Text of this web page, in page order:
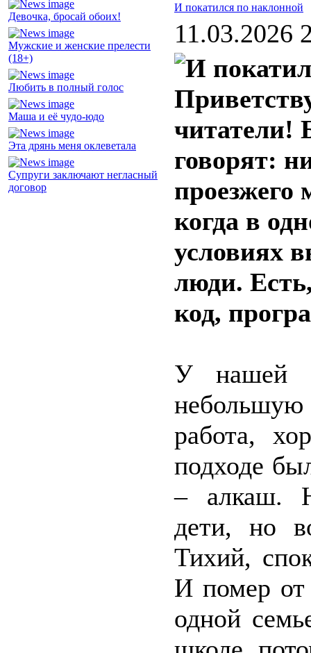
Девочка, бросай обоих!
Мужские и женские прелести
(18+)
Любить в полный голос
Маша и её чудо-юдо
Эта дрянь меня оклеветала
Супруги заключают негласный
договор
И покатился по наклонной
11.03.2026
читатели!
говорят:
проезжего
когда в
условиях
люди.
код,
У нашей
небольшую
работа,
подходе
– алкаш.
дети, но
Тихий,
И помер от
одной